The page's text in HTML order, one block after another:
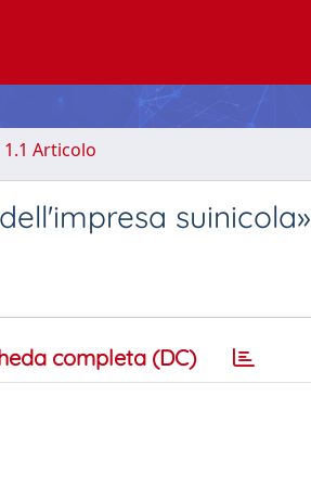
1.1 Articolo
suinicola»
completa (DC)